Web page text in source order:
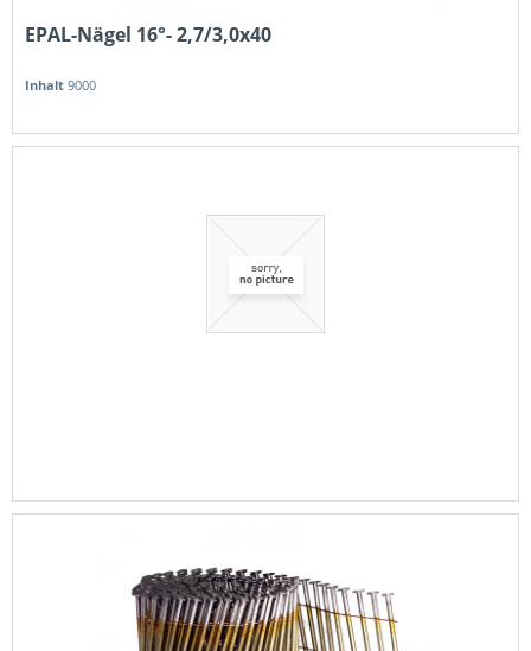
EPAL-Nägel 16°- 2,7/3,0x40
Inhalt 9000